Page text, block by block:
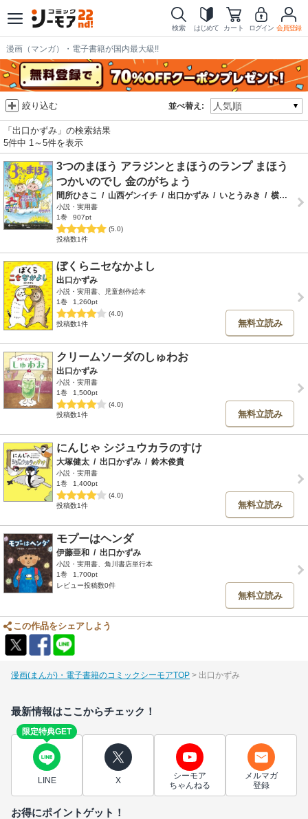
検索 はじめて カート ログイン 会員登録
漫画（マンガ）・電子書籍が国内最大級!!
並べ替え:
絞り込む
「出口かずみ」の検索結果
5件中 1～5件を表示
3つのまほう アラジンとまほうのランプ まほう
つかいのでし 金のがちょう
間所ひさこ / 山西ゲンイチ / 出口かずみ / いとうみき / 横山洋子
小説・実用書
1巻
907pt
(5.0)
投稿数1件
ぼくらニセなかよし
出口かずみ
小説・実用書、児童創作絵本
1巻
1,260pt
(4.0)
投稿数1件
無料立読み
クリームソーダのしゅわお
出口かずみ
小説・実用書
1巻
1,500pt
(4.0)
投稿数1件
無料立読み
にんじゃ シジュウカラのすけ
大塚健太 / 出口かずみ / 鈴木俊貴
小説・実用書
1巻
1,400pt
(4.0)
投稿数1件
無料立読み
モプーはヘンダ
伊藤亜和 / 出口かずみ
小説・実用書、角川書店単行本
1巻
1,700pt
レビュー投稿数0件
無料立読み
この作品をシェアしよう
漫画(まんが)・電子書籍のコミックシーモアTOP 出口かずみ
最新情報はここからチェック！
限定特典GET
LINE X
シーモア
ちゃんねる
メルマガ
登録
お得にポイントゲット！